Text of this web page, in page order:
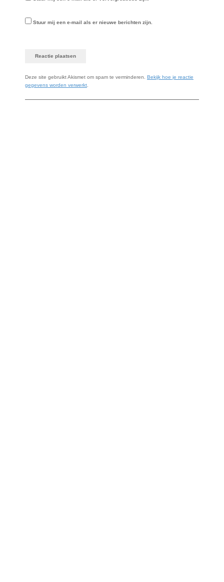
Stuur mij een e-mail als er nieuwe berichten zijn.
Deze site gebruikt Akismet om spam te verminderen. Bekijk hoe je reactie
gegevens worden verwerkt